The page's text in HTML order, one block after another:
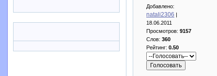
Добавлено:
natali2306 |
18.06.2011
Просмотров: 9157
Слов: 360
Рейтинг: 0.50